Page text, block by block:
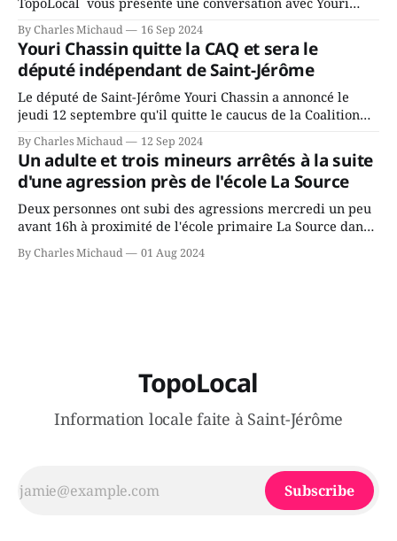
Chassin. Nous avons causé de sa décision. Y songeait-il
depuis longtemps? Sera-t-il candidat indépendant dans 2
ans? Joindrait-il un autre parti, par exemple les
conservateurs d’Éric Duhaime? Que lui
By Charles Michaud 16 Sep 2024
Youri Chassin quitte la CAQ et sera le
député indépendant de Saint-Jérôme
Le député de Saint-Jérôme Youri Chassin a annoncé le
jeudi 12 septembre qu'il quitte le caucus de la Coalition
Avenir Québec de François Legault parce qu'il est déçu du
gouvernement de la CAQ, surtout de son incapacité, qu'il
juge chronique, à offrir des
By Charles Michaud 12 Sep 2024
Un adulte et trois mineurs arrêtés à la suite
d'une agression près de l'école La Source
Deux personnes ont subi des agressions mercredi un peu
avant 16h à proximité de l'école primaire La Source dans
le secteur Bellefeuille de Saint-Jérôme. L'une de deux
victimes aurait été écrasée sous un véhicule et aspergée
By Charles Michaud 01 Aug 2024
TopoLocal
Information locale faite à Saint-Jérôme
Subscribe